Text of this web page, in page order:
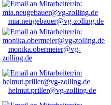
mia.neugebauer@vg-zolling.de
monika.obermeier@vg-
zolling.de
helmut.priller@vg-zolling.de